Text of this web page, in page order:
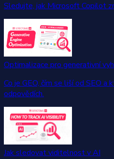
Sledujte, jak Microsoft Copilot
Optimalizace pro generativní
Co je GEO, čím se liší od SEO
odpovědích.
Jak sledovat viditelnost v AI